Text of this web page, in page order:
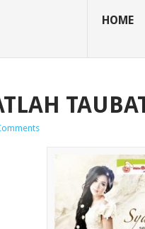
HOME